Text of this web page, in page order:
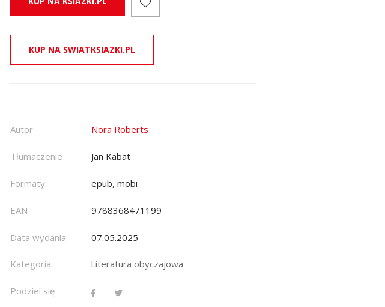
KUP NA SWIATKSIAZKI.PL
Autor Nora Roberts
Tłumaczenie Jan Kabat
Formaty epub, mobi
EAN 9788368471199
Data wydania 07.05.2025
Kategoria: Literatura obyczajowa
Podziel się